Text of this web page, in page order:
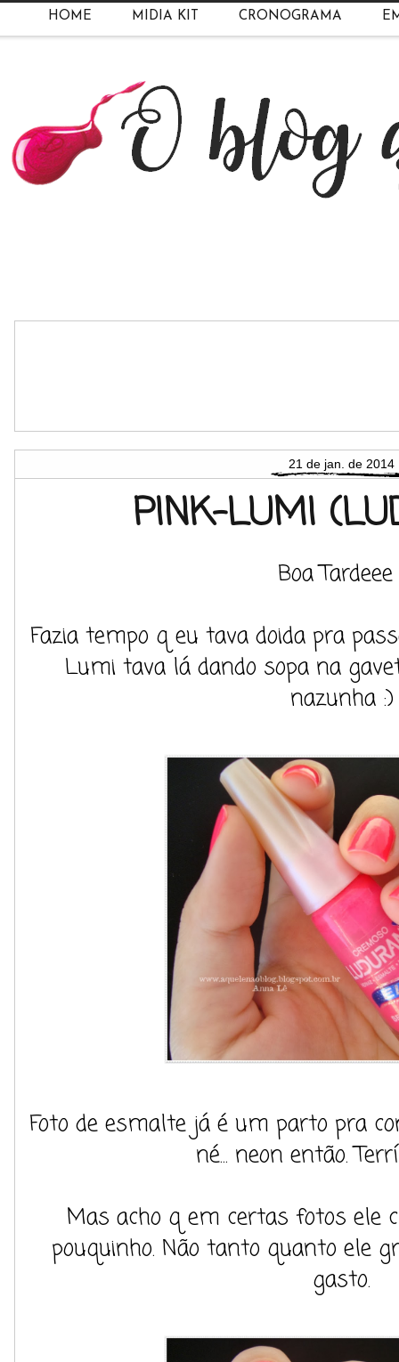
HOME MIDIA KIT CRONOGRAMA
21 de jan. de 2014
PINK-LUMI
Boa
Fazia tempo q eu tava doida pra
Lumi tava lá dando sopa na
nazunha :)
Foto de esmalte já é um parto pra
né... neon então.
Mas acho q em certas fotos ele
pouquinho. Não tanto quanto ele
gasto.